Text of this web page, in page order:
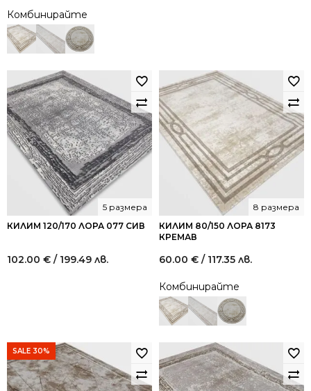
Комбинирайте
КИЛИМ 120/170 ЛОРА 077 СИВ
5 размера
102.00 € / 199.49 лв.
КИЛИМ 80/150 ЛОРА 8173
КРЕМАВ
8 размера
60.00 € / 117.35 лв.
Комбинирайте
SALE 30%